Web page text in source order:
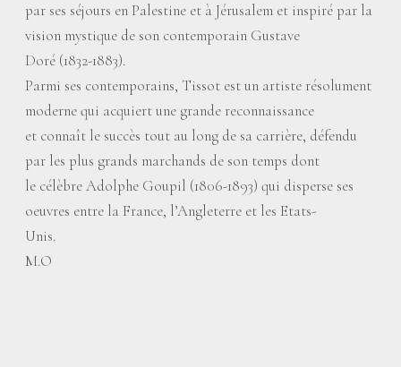
par ses séjours en Palestine et à Jérusalem et inspiré par la
vision mystique de son contemporain Gustave
Doré (1832-1883).
Parmi ses contemporains, Tissot est un artiste résolument
moderne qui acquiert une grande reconnaissance
et connaît le succès tout au long de sa carrière, défendu
par les plus grands marchands de son temps dont
le célèbre Adolphe Goupil (1806-1893) qui disperse ses
oeuvres entre la France, l’Angleterre et les Etats-
Unis.
M.O